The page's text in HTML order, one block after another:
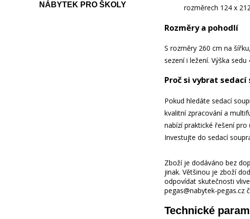
NÁBYTEK PRO ŠKOLY
rozměrech 124 x
Rozměry a pohodlí
S rozměry 260 cm na
sezení i ležení. Výška
Proč si vybrat sedací
Pokud hledáte sedací
kvalitní zpracování a
nabízí praktické řešení
Investujte do sedací
Zboží je dodáváno bez
jinak. Většinou je zboží
odpovídat skutečnosti
pegas@nabytek-pegas.cz
Technické